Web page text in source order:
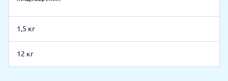
1,5 кг
12 кг